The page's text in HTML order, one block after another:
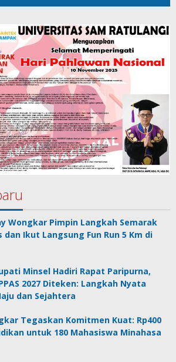
Wongkar Pimpin Langkah Semarak
dan Ikut Langsung Fun Run 5 Km di
Minsel Hadiri Rapat Paripurna,
2027 Diteken: Langkah Nyata
dan Sejahtera
Tegaskan Komitmen Kuat: Rp400
untuk 180 Mahasiswa Minahasa